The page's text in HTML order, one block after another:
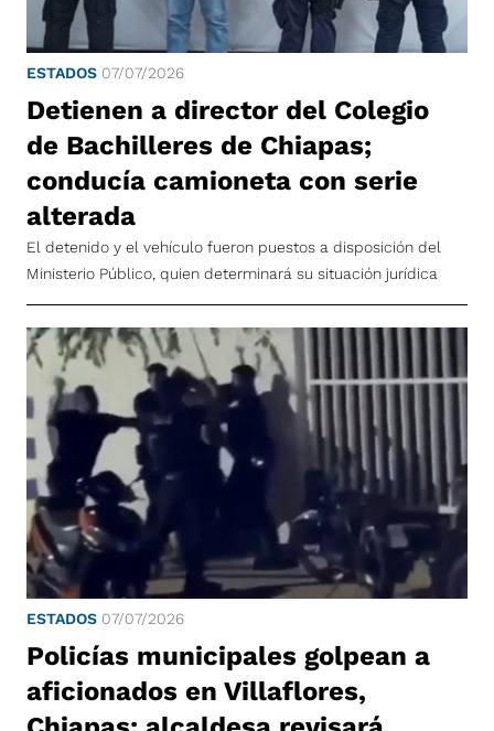
ESTADOS 07/07/2026
Detienen a director del Colegio
de Bachilleres de Chiapas;
conducía camioneta con serie
alterada
El detenido y el vehículo fueron puestos a disposición del
Ministerio Público, quien determinará su situación jurídica
ESTADOS 07/07/2026
Policías municipales golpean a
aficionados en Villaflores,